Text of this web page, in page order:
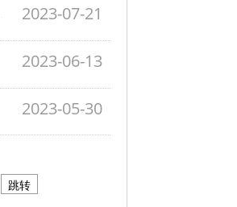
2023-07-21
2023-06-13
2023-05-30
跳转